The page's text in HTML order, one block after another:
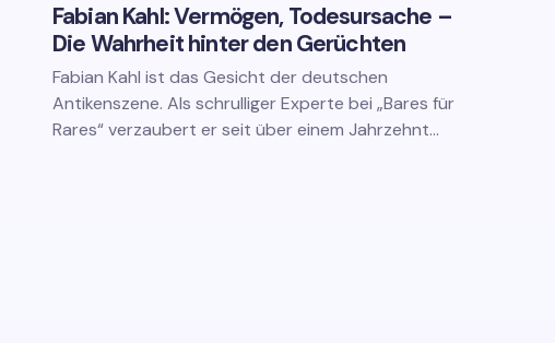
Fabian Kahl: Vermögen, Todesursache –
Die Wahrheit hinter den Gerüchten
Fabian Kahl ist das Gesicht der deutschen
Antikenszene. Als schrulliger Experte bei „Bares für
Rares“ verzaubert er seit über einem Jahrzehnt…